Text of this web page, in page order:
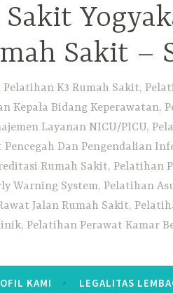
Sakit –
Pelatihan K3 Rumah Sakit,
Kepala Bidang Keperawatan,
Layanan NICU/PICU,
Dan Pengendalian
Rumah Sakit, Pelatihan
Warning System, Pelatihan
Jalan Rumah Sakit,
Pelatihan Perawat Kamar
KAMI LEGALITAS